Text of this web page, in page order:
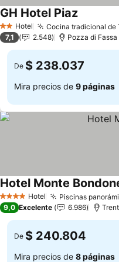
2 Estrellas
Hotel Cocina tradicional de
GH Hotel Piaz
7,1 2.548 Pozza di Fassa
De $ 238.037
Mira precios de 9 páginas
4 EstrellasHotel Piscinas
Hotel Monte
9,0 Excelente 6.986
De $ 240.804
Mira precios de 8 páginas